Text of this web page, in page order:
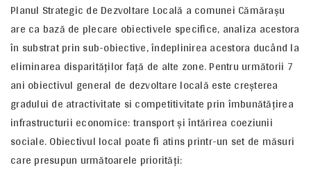
Planul Strategic de Dezvoltare Locală a comunei Cămăraşu
are ca bază de plecare obiectivele specifice, analiza acestora
în substrat prin sub-obiective, îndeplinirea acestora ducând la
eliminarea disparităţilor faţă de alte zone. Pentru următorii 7
ani obiectivul general de dezvoltare locală este creşterea
gradului de atractivitate si competitivitate prin îmbunătăţirea
infrastructurii economice: transport şi întărirea coeziunii
sociale. Obiectivul local poate fi atins printr-un set de măsuri
care presupun următoarele priorităţi: